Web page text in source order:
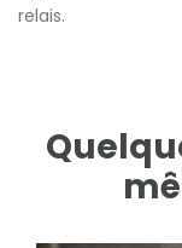
relais.